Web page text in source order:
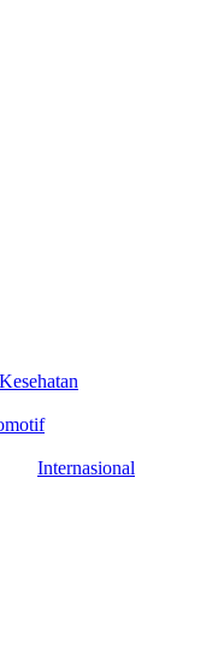
Kesehatan
Internasional